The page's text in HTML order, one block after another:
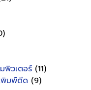
พิวเตอร์ (11)
พิมพ์ดีด (9)